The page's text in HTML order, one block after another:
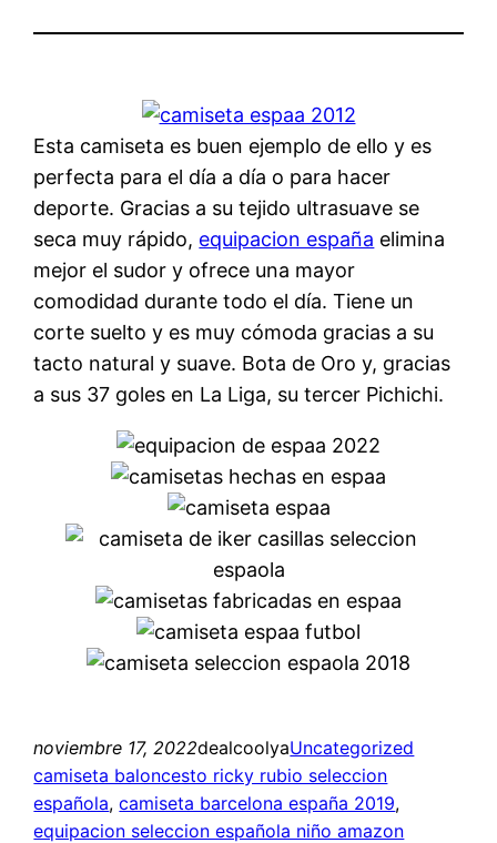
Esta camiseta es buen ejemplo de ello y es
perfecta para el día a día o para hacer
deporte. Gracias a su tejido ultrasuave se
seca muy rápido, equipacion españa elimina
mejor el sudor y ofrece una mayor
comodidad durante todo el día. Tiene un
corte suelto y es muy cómoda gracias a su
tacto natural y suave. Bota de Oro y, gracias
a sus 37 goles en La Liga, su tercer Pichichi.
noviembre 17, 2022dealcoolyaUncategorized
camiseta baloncesto ricky rubio seleccion
española, camiseta barcelona españa 2019
equipacion seleccion española niño amazon